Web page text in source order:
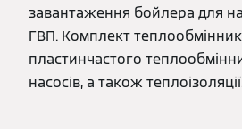
завантаження бойлера для
ГВП. Комплект
пластинчастого
насосів, а також